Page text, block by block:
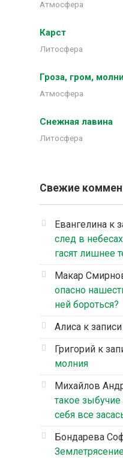
Атмосфера
Карст
Литосфера
Гроза, гром,
Атмосфера
Снежная лавина
Литосфера
Свежие
Евангелина к
след в
гасят лишнее
Макар
опасно
ней бороться?
Алиса к записи
Григорий к
молния
Михайлов
такое
себя все
Бондарева